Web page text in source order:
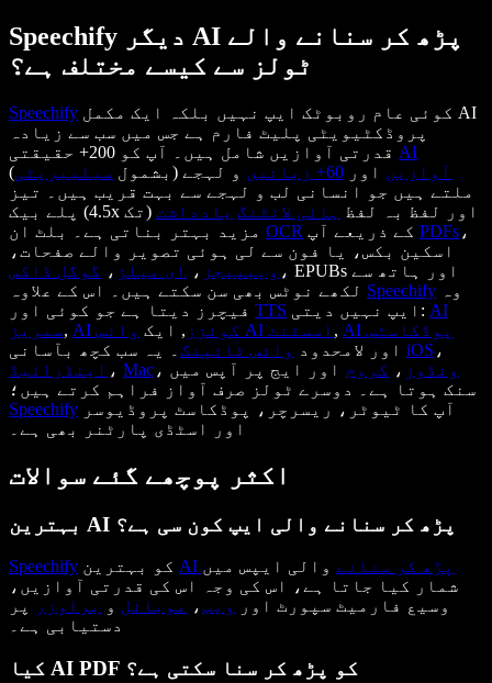
Speechify دیگر AI پڑھ کر سنانے والے
ٹولز سے کیسے مختلف ہے؟
Speechify
پروڈکٹیویٹی پلیٹ فارم ہے جس میں سب سے زیادہ
AI
آوازیں اور 60+ زبانیں و لہجے (بشمول سیلیبریٹی)
ملتے ہیں جو انسانی لب و لہجے سے بہت قریب ہیں۔ تیز
پلے بیک (4.5x تک) اور لفظ بہ لفظ
ہائی لائٹنگ یادداشت
OCR PDFs ،
اسکین بکس، یا فون سے لی ہوئی تصویر والے صفحات،
ویب پیجز ، ای میلز ، گوگل ڈاکس
، EPUBs اور ہاتھ سے
Speechify
TTS ایپ نہیں دیتی: AI
سمریز, AI کوئزز , ایک وائس AI اسسٹنٹ ,
AI پوڈکاسٹس
اور لامحدود وائس ٹائپنگ iOS ،
اینڈرائیڈ ، Mac ، ونڈوز ، کروم اور ایج پر آپس میں
سنک ہوتا ہے۔ دوسرے ٹولز صرف آواز فراہم کرتے ہیں؛
Speechify
اور اسٹڈی پارٹنر بھی ہے۔
اکثر پوچھے گئے سوالات
بہترین AI پڑھ کر سنانے والی ایپ کون سی ہے؟
Speechify AI پڑھ کر سنانے والی ایپس میں
شمار کیا جاتا ہے، اس کی وجہ اس کی قدرتی آوازیں،
وسیع فارمیٹ سپورٹ اور
ویب، موبائل و براوزر
پر
دستیابی ہے۔
کیا AI PDF کو پڑھ کر سنا سکتی ہے؟